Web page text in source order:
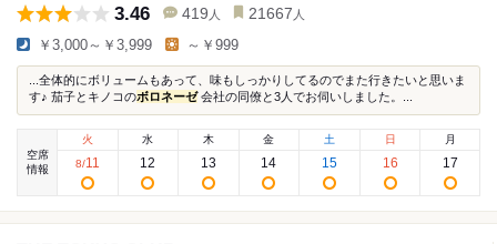
3.46 419 人 21667 人
￥3,000～￥3,999 ～￥999
...全体的にボリュームもあって、味もしっかりしてるのでまた行きたいと思いま
す♪ 茄子とキノコのボロネーゼ会社の同僚と3人でお伺いしました。...
空席
情報
火
8/11
水
12
木
13
金
14
土
15
日
16
月
17